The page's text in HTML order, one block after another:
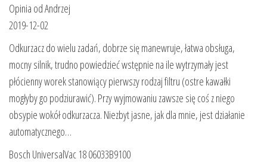
Opinia od Andrzej
2019-12-02
Odkurzacz do wielu zadań, dobrze się manewruje, łatwa obsługa,
mocny silnik, trudno powiedzieć wstępnie na ile wytrzymały jest
płócienny worek stanowiący pierwszy rodzaj filtru (ostre kawałki
mogłyby go podziurawić). Przy wyjmowaniu zawsze się coś z niego
obsypie wokół odkurzacza. Niezbyt jasne, jak dla mnie, jest działanie
automatycznego…
Bosch UniversalVac 18 06033B9100